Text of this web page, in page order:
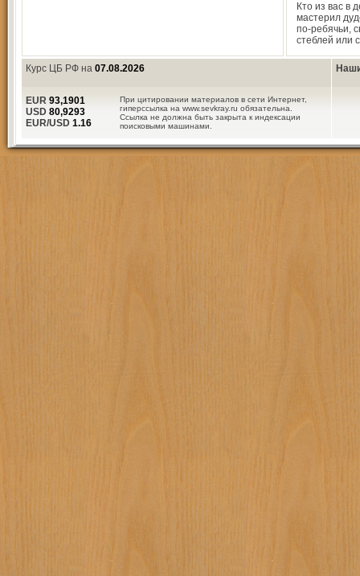
Кто из вас в
мастерил
по-ребячьи,
стеблей или
Курс ЦБ РФ на 07.08.2026
При цитировании материалов в сети Интернет,
гиперссылка на www.sevkray.ru обязательна.
Ссылка не должна быть закрыта к индексации
поисковыми машинами.
EUR 93,1901
USD 80,9293
EUR/USD 1.16